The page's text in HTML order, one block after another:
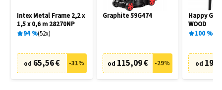
Intex Metal Frame 2,2 x
1,5 x 0,6 m 28270NP
94% 52x
od 65,56 € -31%
Graphite 59G474
od 115,09 € -29%
Happy
WOOD
100%
od